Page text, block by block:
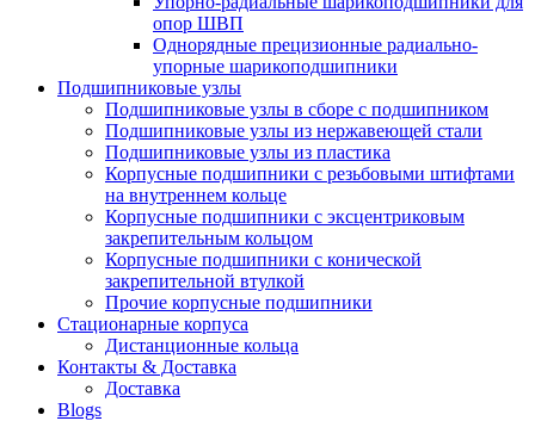
опор ШВП
Однорядные прецизионные радиально-
упорные шарикоподшипники
Подшипниковые узлы
Подшипниковые узлы в сборе с подшипником
Подшипниковые узлы из нержавеющей стали
Подшипниковые узлы из пластика
Корпусные подшипники с резьбовыми штифтами
на внутреннем кольце
Корпусные подшипники с эксцентриковым
закрепительным кольцом
Корпусные подшипники с конической
закрепительной втулкой
Прочие корпусные подшипники
Стационарные корпуса
Дистанционные кольца
Контакты & Доставка
Доставка
Blogs